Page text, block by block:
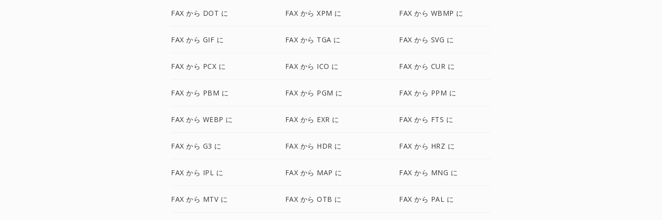
FAX から DOT に FAX から XPM に FAX から WBMP に
FAX から GIF に FAX から TGA に FAX から SVG に
FAX から PCX に FAX から ICO に FAX から CUR に
FAX から PBM に FAX から PGM に FAX から PPM に
FAX から WEBP に FAX から EXR に FAX から FTS に
FAX から G3 に FAX から HDR に FAX から HRZ に
FAX から IPL に FAX から MAP に FAX から MNG に
FAX から MTV に FAX から OTB に FAX から PAL に